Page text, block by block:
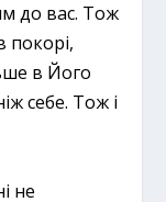
до вас. Тож
покорі,
в Його
себе. Тож і
не